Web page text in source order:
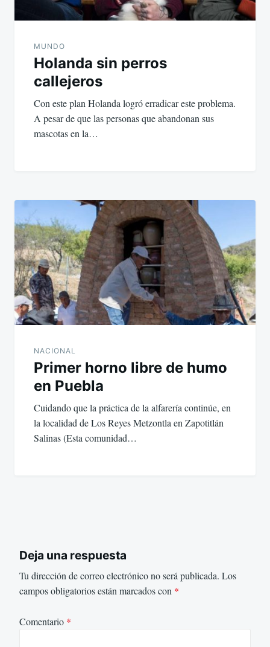
MUNDO
Holanda sin perros
callejeros
Con este plan Holanda logró erradicar este problema.
A pesar de que las personas que abandonan sus
mascotas en la…
NACIONAL
Primer horno libre de humo
en Puebla
Cuidando que la práctica de la alfarería continúe, en
la localidad de Los Reyes Metzontla en Zapotitlán
Salinas (Esta comunidad…
Deja una respuesta
Tu dirección de correo electrónico no será publicada. Los
campos obligatorios están marcados con *
Comentario *